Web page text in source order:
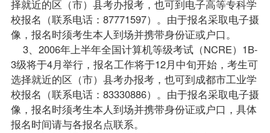
择就近的区（市）县考办报考，也可到电子高等专科学
校报名（联系电话：87771597）。由于报名采取电子摄
像，报名时须考生本人到场并携带身份证或户口。
3、2006年上半年全国计算机等级考试（NCRE）1B-
3级将于4月举行，报名工作将于12月中旬开始，考生可
选择就近的区（市）县考办报考，也可到成都市工业学
校报名（联系电话：83330886）。由于报名采取电子摄
像，报名时须考生本人到场并携带身份证或户口，具体
报名时间请与各报名点联系。